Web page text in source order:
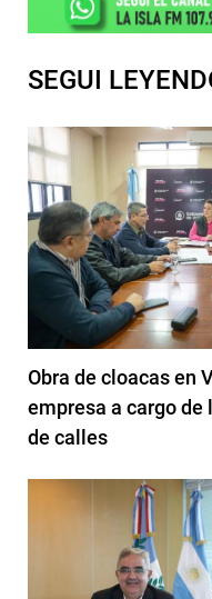
SEGUI
Obra de cloacas en
empresa a cargo de
de calles